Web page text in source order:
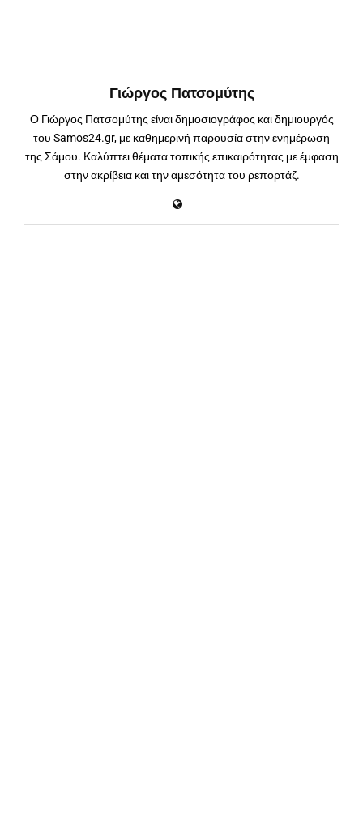
Γιώργος Πατσομύτης
Ο Γιώργος Πατσομύτης είναι δημοσιογράφος και δημιουργός
του Samos24.gr, με καθημερινή παρουσία στην ενημέρωση
της Σάμου. Καλύπτει θέματα τοπικής επικαιρότητας με έμφαση
στην ακρίβεια και την αμεσότητα του ρεπορτάζ.